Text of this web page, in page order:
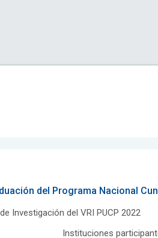
del Programa Nacional
Investigación del VRI PUCP 2022
Instituciones